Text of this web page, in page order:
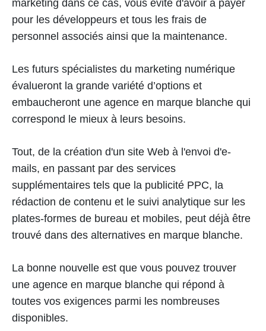
marketing dans ce cas, vous évite d'avoir à payer
pour les développeurs et tous les frais de
personnel associés ainsi que la maintenance.
Les futurs spécialistes du marketing numérique
évalueront la grande variété d’options et
embaucheront une agence en marque blanche qui
correspond le mieux à leurs besoins.
Tout, de la création d'un site Web à l'envoi d'e-
mails, en passant par des services
supplémentaires tels que la publicité PPC, la
rédaction de contenu et le suivi analytique sur les
plates-formes de bureau et mobiles, peut déjà être
trouvé dans des alternatives en marque blanche.
La bonne nouvelle est que vous pouvez trouver
une agence en marque blanche qui répond à
toutes vos exigences parmi les nombreuses
disponibles.